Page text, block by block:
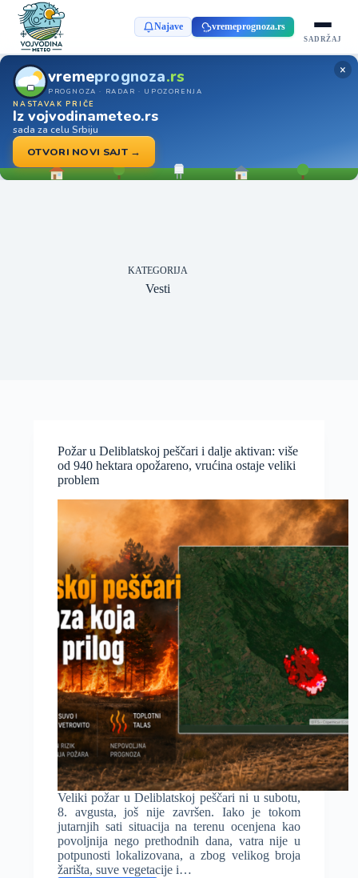
Najave vremeprognoza.rs
SADRŽAJ
vremeprognoza.rs
PROGNOZA · RADAR · UPOZORENJA
NASTAVAK PRIČE
Iz vojvodinameteo.rs
sada za celu Srbiju
OTVORI NOVI SAJT →
×
KATEGORIJA
Vesti
Požar u Deliblatskoj peščari i dalje aktivan: više
od 940 hektara opožareno, vrućina ostaje veliki
problem
Veliki požar u Deliblatskoj peščari ni u subotu,
8. avgusta, još nije završen. Iako je tokom
jutarnjih sati situacija na terenu ocenjena kao
povoljnija nego prethodnih dana, vatra nije u
potpunosti lokalizovana, a zbog velikog broja
žarišta, suve vegetacije i…